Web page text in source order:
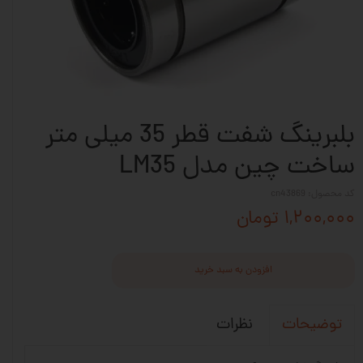
بلبرینگ شفت قطر 35 میلی متر
ساخت چین مدل LM35
۱,۲۰۰,۰۰۰ تومان
افزودن به سبد خرید
توضیحات نظرات